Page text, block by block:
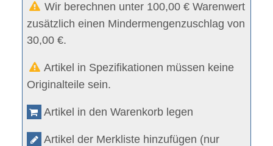
Wir berechnen unter 100,00 € Warenwert
zusätzlich einen Mindermengenzuschlag von
30,00 €.
Artikel in Spezifikationen müssen keine
Originalteile sein.
Artikel in den Warenkorb legen
Artikel der Merkliste hinzufügen (nur